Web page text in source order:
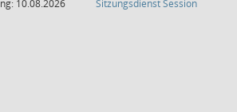
10.08.2026
SitzungsdienstSession(Wird in